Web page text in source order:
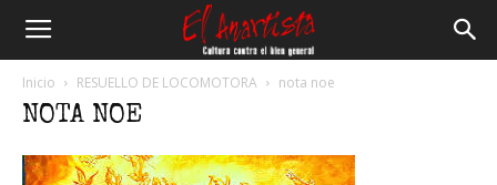
Inicio RESUELLO DE LOCOMOTORA nota noe
NOTA NOE